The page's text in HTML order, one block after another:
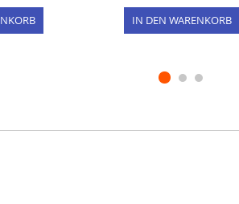
IN DEN WARENKORB